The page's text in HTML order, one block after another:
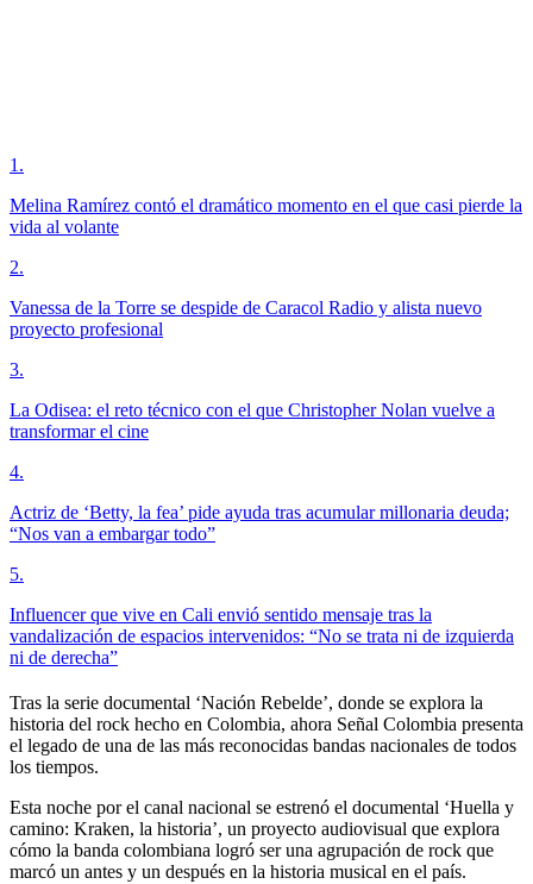
1 .
Melina Ramírez contó el dramático momento en el que casi pierde la
vida al volante
2.
Vanessa de la Torre se despide de Caracol Radio y alista nuevo
proyecto profesional
3.
La Odisea: el reto técnico con el que Christopher Nolan vuelve a
transformar el cine
4.
Actriz de ‘Betty, la fea’ pide ayuda tras acumular millonaria deuda;
“Nos van a embargar todo”
5.
Influencer que vive en Cali envió sentido mensaje tras la
vandalización de espacios intervenidos: “No se trata ni de izquierda
ni de derecha”
Tras la serie documental ‘Nación Rebelde’, donde se explora la
historia del rock hecho en Colombia, ahora Señal Colombia presenta
el legado de una de las más reconocidas bandas nacionales de todos
los tiempos.
Esta noche por el canal nacional se estrenó el documental ‘Huella y
camino: Kraken, la historia’, un proyecto audiovisual que explora
cómo la banda colombiana logró ser una agrupación de rock que
marcó un antes y un después en la historia musical en el país.